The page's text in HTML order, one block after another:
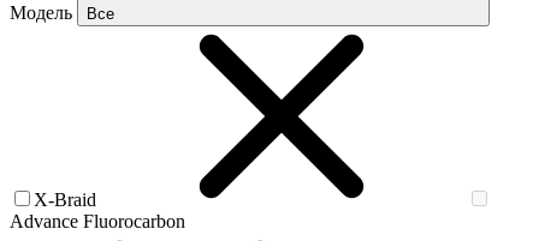
Модель Все
X-Braid
Advance Fluorocarbon